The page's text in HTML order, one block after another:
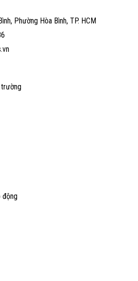
Phường Hòa Bình, TP. HCM
trường
động